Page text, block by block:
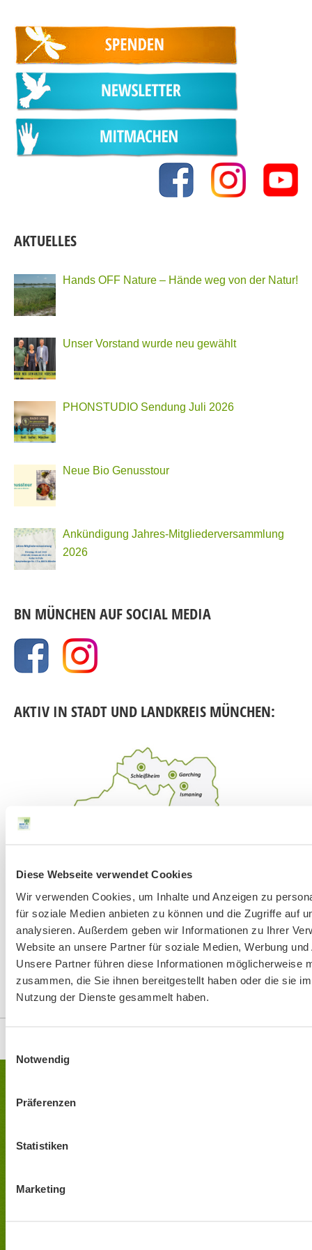
Diese Webseite verwendet Cookies
Wir verwenden Cookies, um Inhalte und Anzeigen zu
für soziale Medien anbieten zu können und die Zugriffe auf
analysieren. Außerdem geben wir Informationen zu Ihrer
Website an unsere Partner für soziale Medien, Werbung
Unsere Partner führen diese Informationen möglicherweise
zusammen, die Sie ihnen bereitgestellt haben oder die sie
Nutzung der Dienste gesammelt haben.
Notwendig
Präferenzen
Statistiken
Marketing
AKTUELLES
Hands OFF Nature – Hände weg von der Natur!
Unser Vorstand wurde neu gewählt
PHONSTUDIO Sendung Juli 2026
Neue Bio Genusstour
Ankündigung Jahres-Mitgliederversammlung
2026
BN MÜNCHEN AUF SOCIAL MEDIA
AKTIV IN STADT UND LANDKREIS MÜNCHEN:
KONTAKT
BUND Naturschutz - Kreisgruppe München
Tel.: 089 / 51 56 76 0